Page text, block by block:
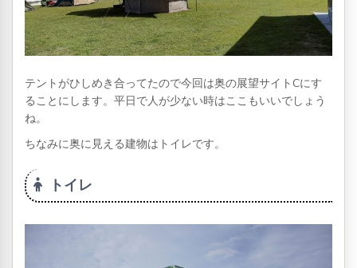
テントがひしめき合ってたので今回は奥の展望サイトCにす
ることにします。平日で人が少ない時はここもいいでしょう
ね。
ちなみに奥に見える建物はトイレです。
トイレ